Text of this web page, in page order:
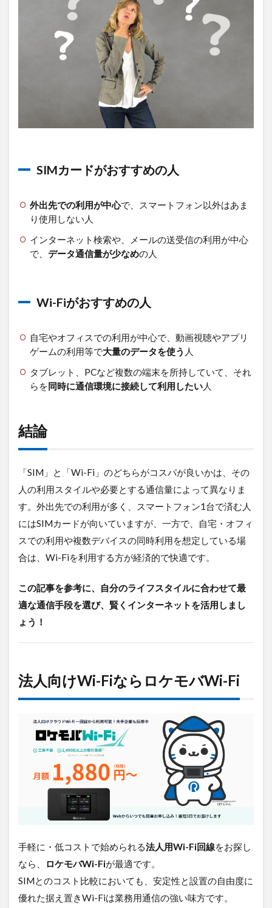
SIMカードがおすすめの人
外出先での利用が中心で、スマートフォン以外はあま
り使用しない人
インターネット検索や、メールの送受信の利用が中心
で、 データ通信量が少なめの人
Wi-Fiがおすすめの人
自宅やオフィスでの利用が中心で、動画視聴やアプリ
ゲームの利用等で大量のデータを使う 人
タブレット、PCなど複数の端末を所持していて、それ
らを同時に通信環境に接続して利用したい人
結論
「SIM」と「Wi-Fi」のどちらがコスパが良いかは、その
人の利用スタイルや必要とする通信量によって異なりま
す。外出先での利用が多く、スマートフォン1台で済む人
にはSIMカードが向いていますが、一方で、自宅・オフィ
スでの利用や複数デバイスの同時利用を想定している場
合は、Wi-Fiを利用する方が経済的で快適です。
この記事を参考に、自分のライフスタイルに合わせて最
適な通信手段を選び、賢くインターネットを活用しまし
ょう！
法人向けWi-FiならロケモバWi-Fi
手軽に・低コストで始められる法人用Wi-Fi回線をお探し
なら、
ロケモバWi-Fiが最適です。
SIMとのコスト比較においても、安定性と設置の自由度に
優れた据え置きWi-Fiは業務用通信の強い味方です。